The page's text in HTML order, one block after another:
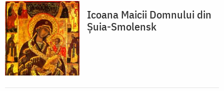
Icoana Maicii Domnului din
Șuia-Smolensk